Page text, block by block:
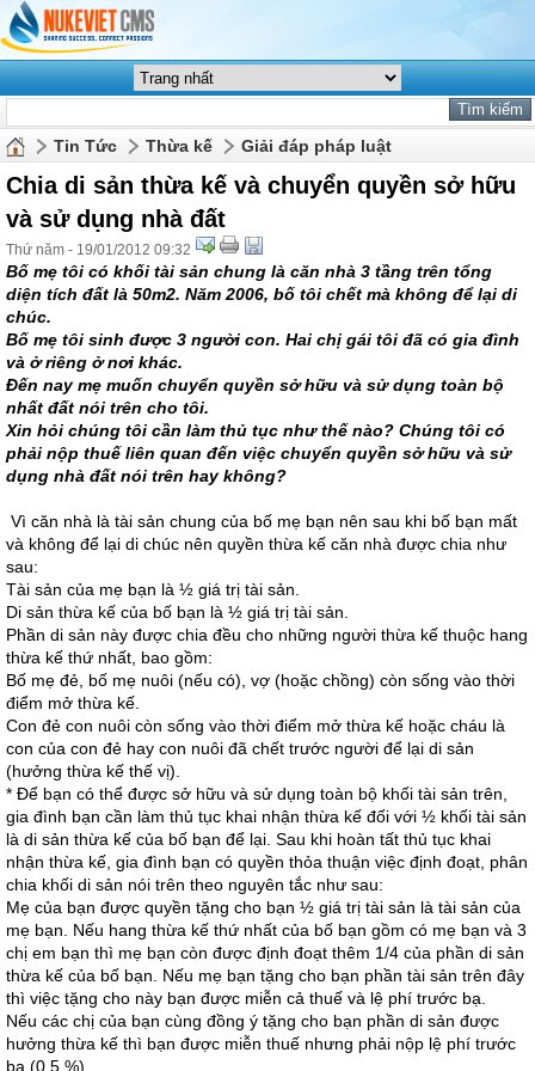
Tin Tức Thừa kế Giải đáp pháp luật
Chia di sản thừa kế và chuyển quyền sở hữu
và sử dụng nhà đất
Thứ năm - 19/01/2012 09:32
Bố mẹ tôi có khối tài sản chung là căn nhà 3 tầng trên tổng
diện tích đất là 50m2. Năm 2006, bố tôi chết mà không để lại di
chúc.
Bố mẹ tôi sinh được 3 người con. Hai chị gái tôi đã có gia đình
và ở riêng ở nơi khác.
Đến nay mẹ muốn chuyển quyền sở hữu và sử dụng toàn bộ
nhất đất nói trên cho tôi.
Xin hỏi chúng tôi cần làm thủ tục như thế nào? Chúng tôi có
phải nộp thuế liên quan đến việc chuyển quyền sở hữu và sử
dụng nhà đất nói trên hay không?
Vì căn nhà là tài sản chung của bố mẹ bạn nên sau khi bố bạn mất
và không để lại di chúc nên quyền thừa kế căn nhà được chia như
sau:
Tài sản của mẹ bạn là ½ giá trị tài sản.
Di sản thừa kế của bố bạn là ½ giá trị tài sản.
Phần di sản này được chia đều cho những người thừa kế thuộc hang
thừa kế thứ nhất, bao gồm:
Bố mẹ đẻ, bố mẹ nuôi (nếu có), vợ (hoặc chồng) còn sống vào thời
điểm mở thừa kế.
Con đẻ con nuôi còn sống vào thời điểm mở thừa kế hoặc cháu là
con của con đẻ hay con nuôi đã chết trước người để lại di sản
(hưởng thừa kế thế vị).
* Để bạn có thể được sở hữu và sử dụng toàn bộ khối tài sản trên,
gia đình bạn cần làm thủ tục khai nhận thừa kế đối với ½ khối tài sản
là di sản thừa kế của bố bạn để lại. Sau khi hoàn tất thủ tục khai
nhận thừa kế, gia đình bạn có quyền thỏa thuận việc định đoạt, phân
chia khối di sản nói trên theo nguyên tắc như sau:
Mẹ của bạn được quyền tặng cho bạn ½ giá trị tài sản là tài sản của
mẹ bạn. Nếu hang thừa kế thứ nhất của bố bạn gồm có mẹ bạn và 3
chị em bạn thì mẹ bạn còn được định đoạt thêm 1/4 của phần di sản
thừa kế của bố bạn. Nếu mẹ bạn tặng cho bạn phần tài sản trên đây
thì việc tặng cho này bạn được miễn cả thuế và lệ phí trước bạ.
Nếu các chị của bạn cùng đồng ý tặng cho bạn phần di sản được
hưởng thừa kế thì bạn được miễn thuế nhưng phải nộp lệ phí trước
bạ (0,5 %).